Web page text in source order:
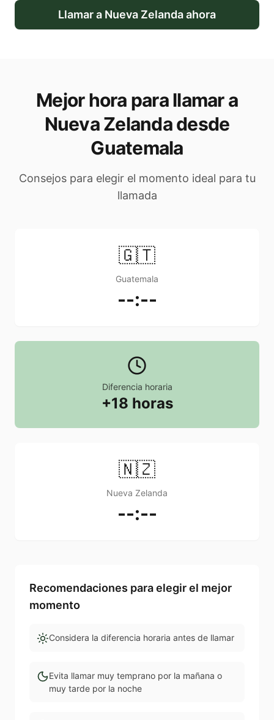
Llamar a Nueva Zelandaahora
Mejor hora para llamar a
Nueva Zelanda desde
Guatemala
Consejos para elegir el momento ideal para tu
llamada
🇬🇹
Guatemala
--:--
Diferencia horaria
+18 horas
🇳🇿
Nueva Zelanda
--:--
Recomendaciones para elegir el mejor
momento
Considera la diferencia horaria antes de llamar
Evita llamar muy temprano por la mañana o
muy tarde por la noche